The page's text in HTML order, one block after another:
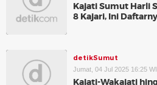
Kajati Sumut Harli
8 Kajari, Ini
detikSumut
Jumat, 04 Jul 2025 16:25
Kajati-Wakajati